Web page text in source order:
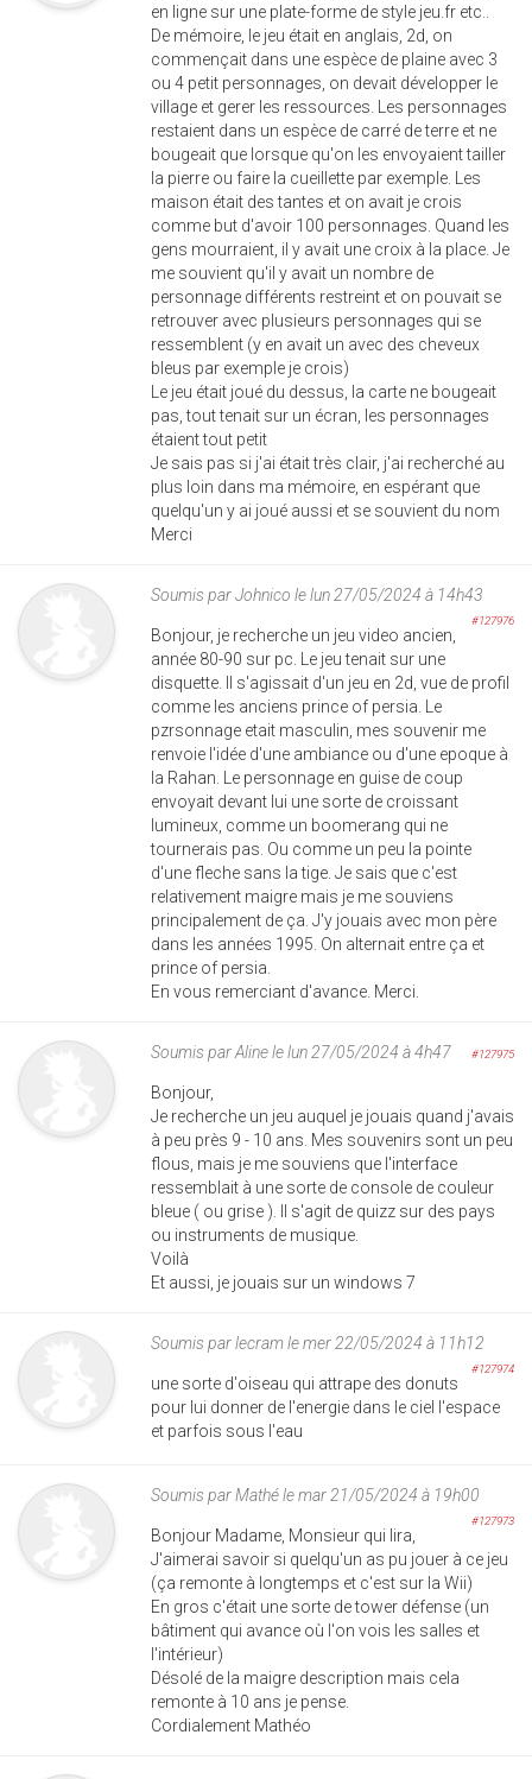
en ligne sur une plate-forme de style jeu.fr etc..
De mémoire, le jeu était en anglais, 2d, on
commençait dans une espèce de plaine avec 3
ou 4 petit personnages, on devait développer le
village et gerer les ressources. Les personnages
restaient dans un espèce de carré de terre et ne
bougeait que lorsque qu'on les envoyaient tailler
la pierre ou faire la cueillette par exemple. Les
maison était des tantes et on avait je crois
comme but d'avoir 100 personnages. Quand les
gens mourraient, il y avait une croix à la place. Je
me souvient qu'il y avait un nombre de
personnage différents restreint et on pouvait se
retrouver avec plusieurs personnages qui se
ressemblent (y en avait un avec des cheveux
bleus par exemple je crois)
Le jeu était joué du dessus, la carte ne bougeait
pas, tout tenait sur un écran, les personnages
étaient tout petit
Je sais pas si j'ai était très clair, j'ai recherché au
plus loin dans ma mémoire, en espérant que
quelqu'un y ai joué aussi et se souvient du nom
Merci
Soumis parJohnico le lun 27/05/2024 à 14h43
#127976
Bonjour, je recherche un jeu video ancien,
année 80-90 sur pc. Le jeu tenait sur une
disquette. Il s'agissait d'un jeu en 2d, vue de profil
comme les anciens prince of persia. Le
pzrsonnage etait masculin, mes souvenir me
renvoie l'idée d'une ambiance ou d'une epoque à
la Rahan. Le personnage en guise de coup
envoyait devant lui une sorte de croissant
lumineux, comme un boomerang qui ne
tournerais pas. Ou comme un peu la pointe
d'une fleche sans la tige. Je sais que c'est
relativement maigre mais je me souviens
principalement de ça. J'y jouais avec mon père
dans les années 1995. On alternait entre ça et
prince of persia.
En vous remerciant d'avance. Merci.
Soumis parAlinele lun 27/05/2024 à 4h47 #127975
Bonjour,
Je recherche un jeu auquel je jouais quand j'avais
à peu près 9 - 10 ans. Mes souvenirs sont un peu
flous, mais je me souviens que l'interface
ressemblait à une sorte de console de couleur
bleue ( ou grise ). Il s'agit de quizz sur des pays
ou instruments de musique.
Voilà
Et aussi, je jouais sur un windows 7
Soumis parlecramle mer 22/05/2024 à 11h12
#127974
une sorte d'oiseau qui attrape des donuts
pour lui donner de l'energie dans le ciel l'espace
et parfois sous l'eau
Soumis parMathéle mar 21/05/2024 à 19h00
#127973
Bonjour Madame, Monsieur qui lira,
J'aimerai savoir si quelqu'un as pu jouer à ce jeu
(ça remonte à longtemps et c'est sur la Wii)
En gros c'était une sorte de tower défense (un
bâtiment qui avance où l'on vois les salles et
l'intérieur)
Désolé de la maigre description mais cela
remonte à 10 ans je pense.
Cordialement Mathéo